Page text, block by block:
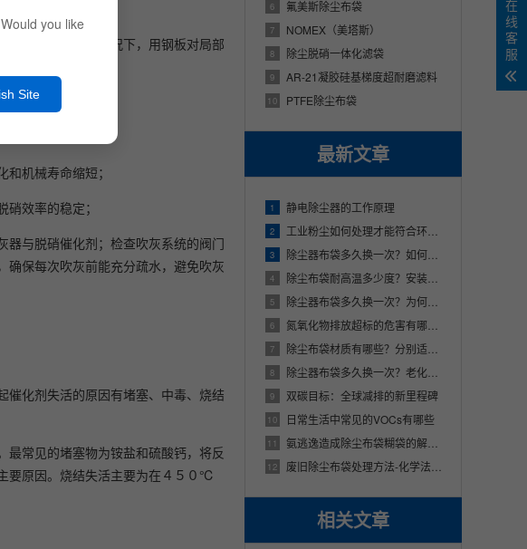
6 氟美斯除尘布袋
7 NOMEX（美塔斯）
8 除尘脱硝一体化滤袋
9 AR-21凝胶硅基梯度超耐磨滤料
10 PTFE除尘布袋
最新文章
1 静电除尘器的工作原理
2 工业粉尘如何处理才能符合环保要求？
3 除尘器布袋多久换一次？如何防止布袋破损？
4 除尘布袋耐高温多少度？安装时有哪些注意事项？
5 除尘器布袋多久换一次？为何会频繁更换？
6 氮氧化物排放超标的危害有哪些？
7 除尘布袋材质有哪些？分别适用于哪些场合？
8 除尘器布袋多久换一次？老化的原因有哪些？
9 双碳目标：全球减排的新里程碑
10 日常生活中常见的VOCs有哪些
11 氨逃逸造成除尘布袋糊袋的解决措施
12 废旧除尘布袋处理方法-化学法（下）
相关文章
在订货来不及的情况下，用钢板对局部
机械寿命缩短；
效率的稳定；
器与脱硝催化剂；检查吹灰系统的阀门
确保每次吹灰前能充分疏水，避免吹灰
化剂失活的原因有堵塞、中毒、烧结
常见的堵塞物为铵盐和硫酸钙，将反
要原因。烧结失活主要为在４５０℃
在
线
客
服
you like
Site